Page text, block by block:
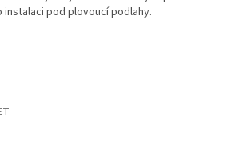
instalaci pod plovoucí podlahy.